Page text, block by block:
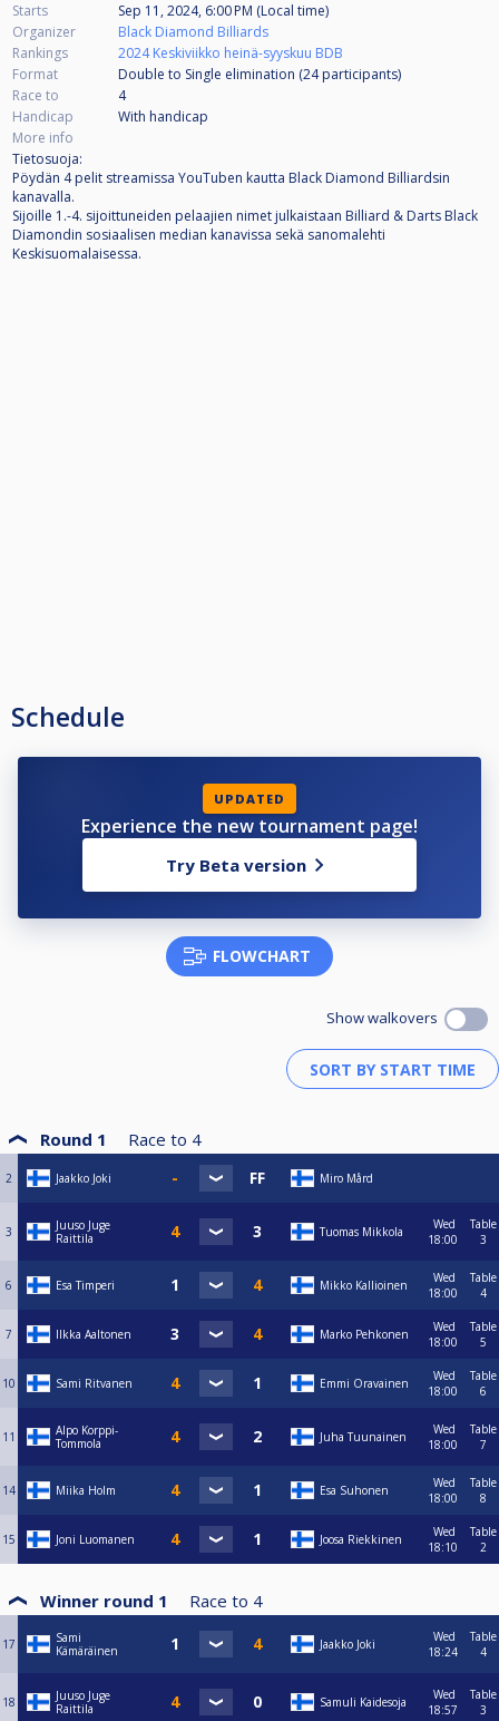
Starts
Sep 11, 2024, 6:00 PM (Local time)
Organizer
Black Diamond Billiards
Rankings
2024 Keskiviikko heinä-syyskuu BDB
Format
Double to Single elimination (24participants)
Race to
4
Handicap
With handicap
More info
Tietosuoja:
Pöydän 4 pelit streamissa YouTuben kautta Black Diamond Billiardsin
kanavalla.
Sijoille 1.-4. sijoittuneiden pelaajien nimet julkaistaan Billiard & Darts Black
Diamondin sosiaalisen median kanavissa sekä sanomalehti
Keskisuomalaisessa.
Schedule
UPDATED
Experience the new tournament page!
Try Beta version
FLOWCHART
Show walkovers
Round 1 Race to 4
2 Jaakko Joki Miro Mård
3
Juuso Juge
Raittila
Tuomas Mikkola
Wed
18:00
Table
3
6 Esa Timperi Mikko Kallioinen
Wed
18:00
Table
4
7 Ilkka Aaltonen Marko Pehkonen
Wed
18:00
Table
5
10 Sami Ritvanen Emmi Oravainen
Wed
18:00
Table
6
11
Alpo Korppi-
Tommola
Juha Tuunainen
Wed
18:00
Table
7
14 Miika Holm Esa Suhonen
Wed
18:00
Table
8
15 Joni Luomanen Joosa Riekkinen
Wed
18:10
Table
2
Winner round 1 Race to 4
17
Sami
Kämäräinen
Jaakko Joki
Wed
18:24
Table
4
18
Juuso Juge
Raittila
Samuli Kaidesoja
Wed
18:57
Table
3